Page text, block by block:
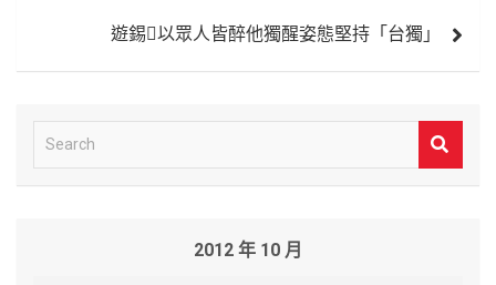
遊錫以眾人皆醉他獨醒姿態堅持「台獨」
e
2012 年 10 月